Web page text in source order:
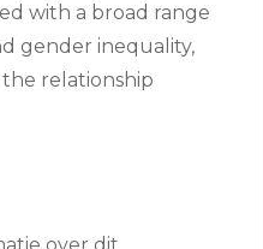
with a broad range
gender inequality,
relationship